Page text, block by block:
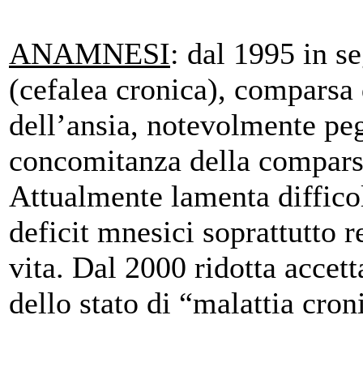
ANAMNESI: dal 1995 in
(cefalea cronica),
dell’ansia, notevolmente
concomitanza della
Attualmente lamenta
deficit mnesici soprattutto
vita. Dal 2000 ridotta
dello stato di “malattia